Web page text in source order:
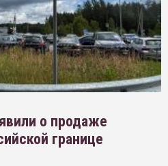
о продаже
границе